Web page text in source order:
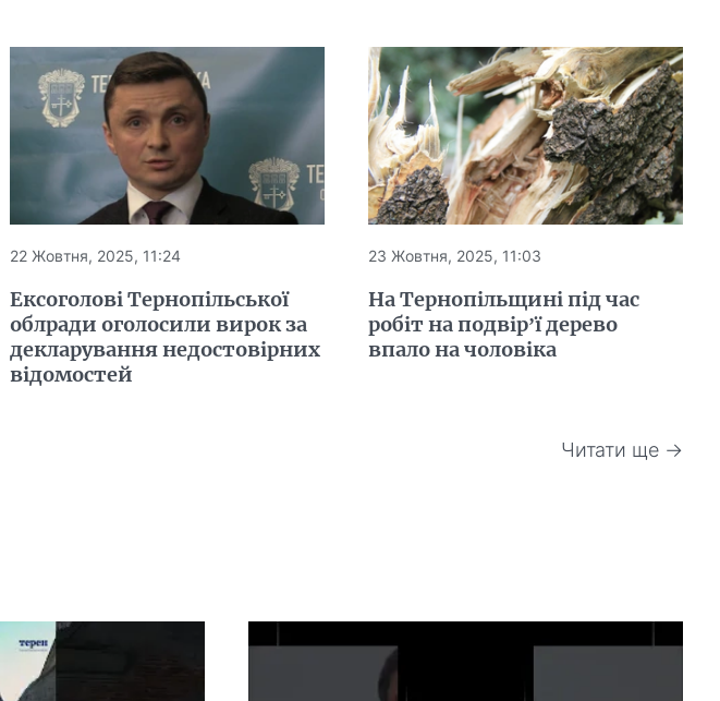
22 Жовтня, 2025, 11:24
Ексоголові Тернопільської
облради оголосили вирок за
декларування недостовірних
відомостей
23 Жовтня, 2025, 11:03
На Тернопільщині під час
робіт на подвір’ї дерево
впало на чоловіка
Читати ще →